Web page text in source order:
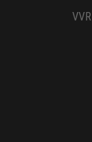
VVR